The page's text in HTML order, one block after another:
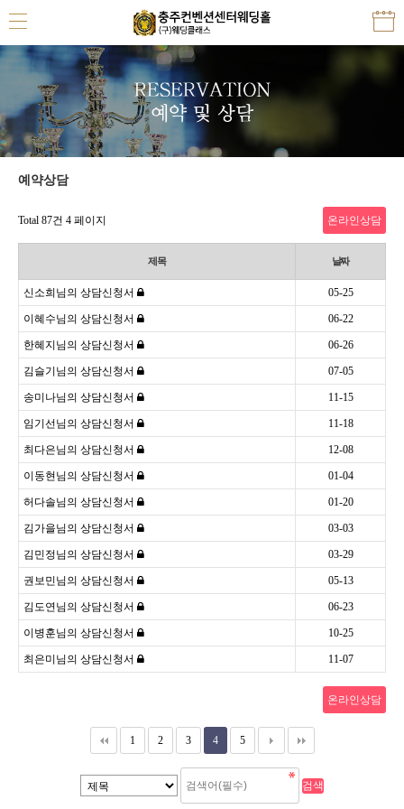
예약상담
Total 87건 4 페이지 온라인상담
제목 날짜
신소희님의 상담신청서 05-25
이혜수님의 상담신청서 06-22
한혜지님의 상담신청서 06-26
김슬기님의 상담신청서 07-05
송미나님의 상담신청서 11-15
임기선님의 상담신청서 11-18
최다은님의 상담신청서 12-08
이동현님의 상담신청서 01-04
허다솔님의 상담신청서 01-20
김가을님의 상담신청서 03-03
김민정님의 상담신청서 03-29
권보민님의 상담신청서 05-13
김도연님의 상담신청서 06-23
이병훈님의 상담신청서 10-25
최은미님의 상담신청서 11-07
온라인상담
1 2 3 4 5